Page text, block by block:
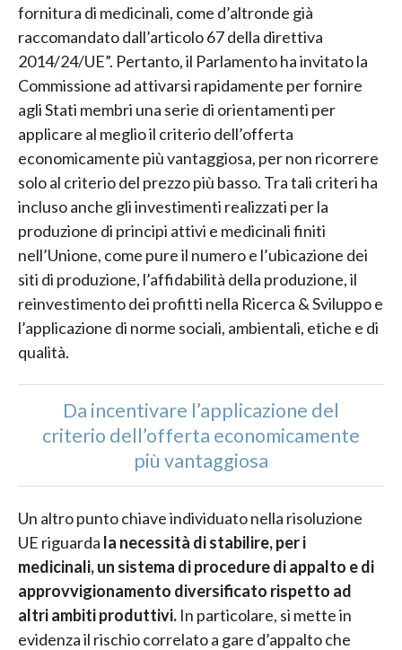
fornitura di medicinali, come d’altronde già
raccomandato dall’articolo 67 della direttiva
2014/24/UE”. Pertanto, il Parlamento ha invitato la
Commissione ad attivarsi rapidamente per fornire
agli Stati membri una serie di orientamenti per
applicare al meglio il criterio dell’offerta
economicamente più vantaggiosa, per non ricorrere
solo al criterio del prezzo più basso. Tra tali criteri ha
incluso anche gli investimenti realizzati per la
produzione di principi attivi e medicinali finiti
nell’Unione, come pure il numero e l’ubicazione dei
siti di produzione, l’affidabilità della produzione, il
reinvestimento dei profitti nella Ricerca & Sviluppo e
l’applicazione di norme sociali, ambientali, etiche e di
qualità.
Da incentivare l’applicazione del
criterio dell’offerta economicamente
più vantaggiosa
Un altro punto chiave individuato nella risoluzione
UE riguarda la necessità di stabilire, per i
medicinali, un sistema di procedure di appalto e di
approvvigionamento diversificato rispetto ad
altri ambiti produttivi. In particolare, si mette in
evidenza il rischio correlato a gare d’appalto che